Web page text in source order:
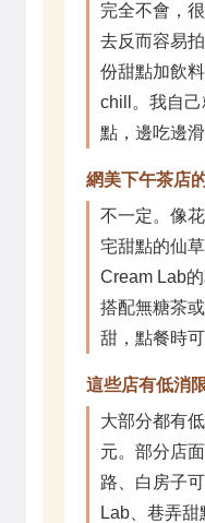
完全不會，
去反而容易
份甜點加飲
chill。我自
點，邊吃邊滑
網美下午茶店
不一定。像
宅甜點的仙
Cream Lab
搭配無糖茶
甜，點餐時
這些店有低消
大部分都有
元。部分店
路、白房子
Lab、巷弄